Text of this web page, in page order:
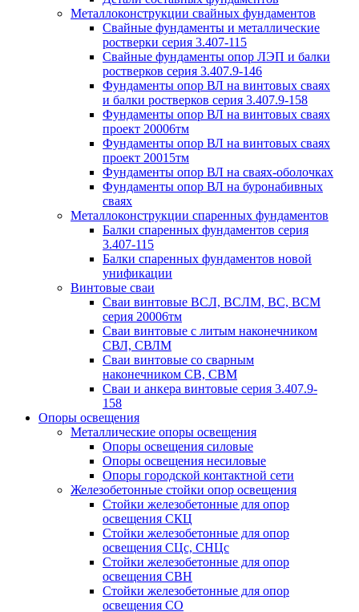
Металлоконструкции свайных фундаментов
Свайные фундаменты и металлические
ростверки серия 3.407-115
Свайные фундаменты опор ЛЭП и балки
ростверков серия 3.407.9-146
Фундаменты опор ВЛ на винтовых сваях
и балки ростверков серия 3.407.9-158
Фундаменты опор ВЛ на винтовых сваях
проект 20006тм
Фундаменты опор ВЛ на винтовых сваях
проект 20015тм
Фундаменты опор ВЛ на сваях-оболочках
Фундаменты опор ВЛ на буронабивных
сваях
Металлоконструкции спаренных фундаментов
Балки спаренных фундаментов серия
3.407-115
Балки спаренных фундаментов новой
унификации
Винтовые сваи
Сваи винтовые ВСЛ, ВСЛМ, ВС, ВСМ
серия 20006тм
Сваи винтовые с литым наконечником
СВЛ, СВЛМ
Сваи винтовые со сварным
наконечником СВ, СВМ
Сваи и анкера винтовые серия 3.407.9-
158
Опоры освещения
Металлические опоры освещения
Опоры освещения силовые
Опоры освещения несиловые
Опоры городской контактной сети
Железобетонные стойки опор освещения
Стойки железобетонные для опор
освещения СКЦ
Стойки железобетонные для опор
освещения СЦс, СНЦс
Стойки железобетонные для опор
освещения СВН
Стойки железобетонные для опор
освещения СО